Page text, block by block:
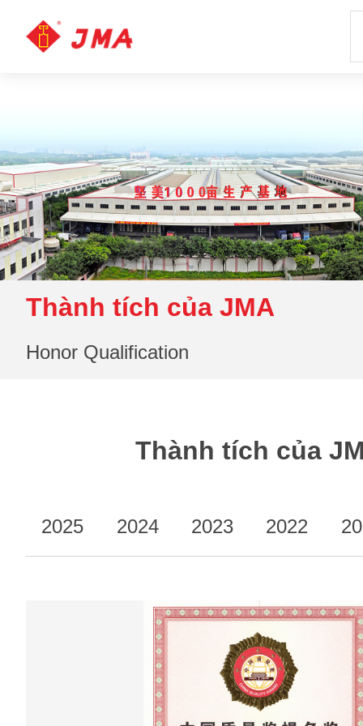
Thành tích của JMA
Honor Qualification
Thành tích của
2025 2024 2023 2022